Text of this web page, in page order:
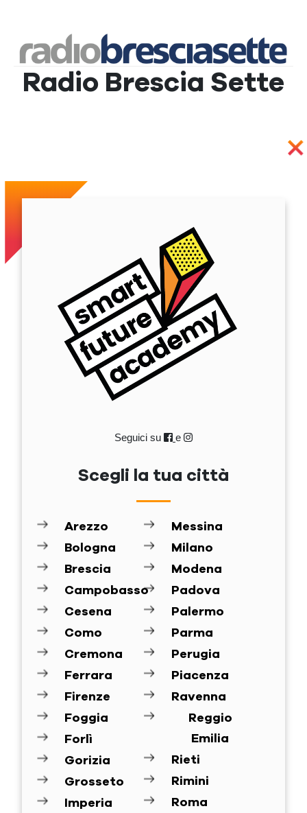
Radio Brescia Sette
Seguici su e
Scegli la tua città
Arezzo
Bologna
Brescia
Campobasso
Cesena
Como
Cremona
Ferrara
Firenze
Foggia
Forlì
Gorizia
Grosseto
Imperia
Messina
Milano
Modena
Padova
Palermo
Parma
Perugia
Piacenza
Ravenna
Reggio
Emilia
Rieti
Rimini
Roma